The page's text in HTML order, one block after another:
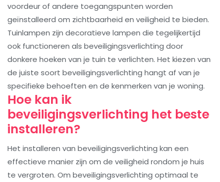
voordeur of andere toegangspunten worden
geïnstalleerd om zichtbaarheid en veiligheid te bieden.
Tuinlampen zijn decoratieve lampen die tegelijkertijd
ook functioneren als beveiligingsverlichting door
donkere hoeken van je tuin te verlichten. Het kiezen van
de juiste soort beveiligingsverlichting hangt af van je
specifieke behoeften en de kenmerken van je woning.
Hoe kan ik
beveiligingsverlichting het beste
installeren?
Het installeren van beveiligingsverlichting kan een
effectieve manier zijn om de veiligheid rondom je huis
te vergroten. Om beveiligingsverlichting optimaal te